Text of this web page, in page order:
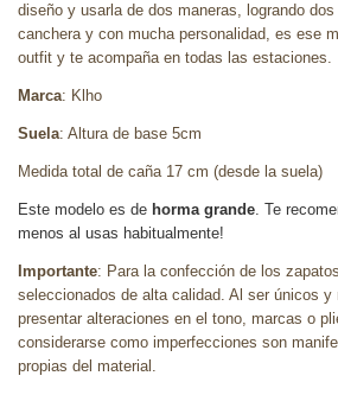
diseño y usarla de dos maneras, logrando
canchera y con mucha personalidad, es ese
outfit y te acompaña en todas las estaciones.
Marca: Klho
Suela: Altura de base 5cm
Medida total de caña 17 cm (desde la suela)
Este modelo es de horma grande. Te
menos al usas habitualmente!
Importante: Para la confección de los
seleccionados de alta calidad. Al ser únicos y
presentar alteraciones en el tono, marcas o
considerarse como imperfecciones son
propias del material.